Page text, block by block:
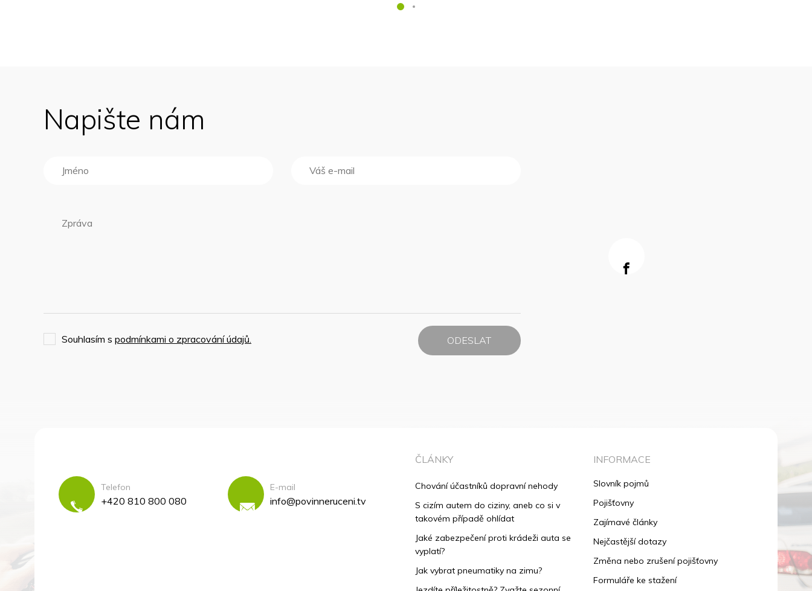
Napište nám
Souhlasím s podmínkami o zpracování údajů.
Telefon
+420 810 800 080
E-mail
info@povinneruceni.tv
ČLÁNKY
Chování účastníků dopravní nehody
S cizím autem do ciziny, aneb co si v
takovém případě ohlídat
Jaké zabezpečení proti krádeži auta se
vyplatí?
Jak vybrat pneumatiky na zimu?
INFORMACE
Slovník pojmů
Pojišťovny
Zajímavé články
Nejčastější dotazy
Změna nebo zrušení pojišťovny
Formuláře ke stažení